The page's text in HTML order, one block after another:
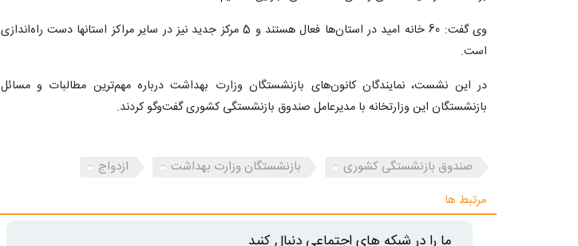
وی گفت: 60 خانه امید در استان‌ها فعال هستند و 5 مرکز جدید نیز در سایر مراکز استانها دست راه‌اندازی
است.
در این نشست، نمایندگان کانون‌های بازنشستگان وزارت بهداشت درباره مهم‌ترین مطالبات و مسائل
بازنشستگان این وزارتخانه با مدیرعامل صندوق بازنشستگی کشوری گفت‌وگو کردند.
صندوق بازنشستگی کشوری بازنشستگان وزارت بهداشت
ازدواج
مرتبط ها